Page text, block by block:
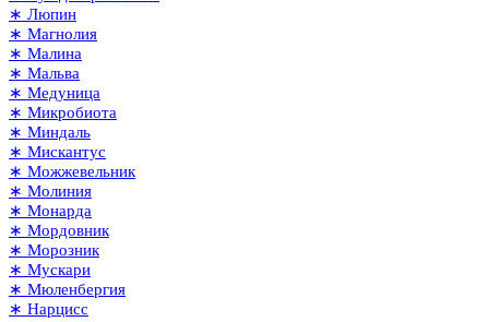
∗ Люпин
∗ Магнолия
∗ Малина
∗ Мальва
∗ Медуница
∗ Микробиота
∗ Миндаль
∗ Мискантус
∗ Можжевельник
∗ Молиния
∗ Монарда
∗ Мордовник
∗ Морозник
∗ Мускари
∗ Мюленбергия
∗ Нарцисс